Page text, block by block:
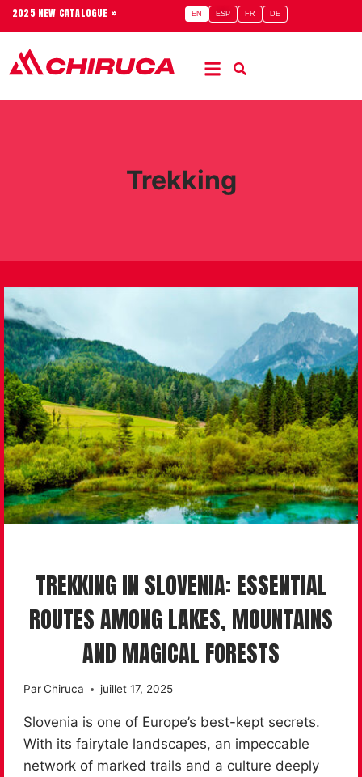
2025 NEW CATALOGUE » EN ESP FR DE
Trekking
TREKKING IN SLOVENIA: ESSENTIAL
ROUTES AMONG LAKES, MOUNTAINS
AND MAGICAL FORESTS
ParChiruca juillet 17, 2025
Slovenia is one of Europe’s best-kept secrets.
With its fairytale landscapes, an impeccable
network of marked trails and a culture deeply